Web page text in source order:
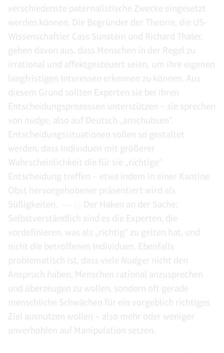
verschiedenste paternalistische Zwecke eingesetzt
werden können. Die Begründer der Theorie, die US-
Wissenschaftler Cass Sunstein und Richard Thaler,
gehen davon aus, dass Menschen in der Regel zu
irrational und affektgesteuert seien, um ihre eigenen
langfristigen Interessen erkennen zu können. Aus
diesem Grund sollten Experten sie bei ihren
Entscheidungsprozessen unterstützen – sie sprechen
von nudge, also auf Deutsch „anschubsen“.
Entscheidungssituationen sollen so gestaltet
werden, dass Individuen mit größerer
Wahrscheinlichkeit die für sie „richtige“
Entscheidung treffen – etwa indem in einer Kantine
Obst hervorgehobener präsentiert wird als
Süßigkeiten.
Der Haken an der Sache:
Selbstverständlich sind es die Experten, die
vordefinieren, was als „richtig“ zu gelten hat, und
nicht die betroffenen Individuen. Ebenfalls
problematisch ist, dass viele Nudger nicht den
Anspruch haben, Menschen rational anzusprechen
und überzeugen zu wollen, sondern oft gerade
menschliche Schwächen für ein vorgeblich richtiges
Ziel ausnutzen wollen – also mehr oder weniger
unverhohlen auf Manipulation setzen.